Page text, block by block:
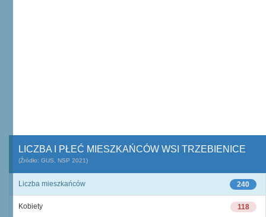
LICZBA I PŁEĆ MIESZKAŃCÓW WSI TRZEBIENICE
(Źródło: GUS, NSP 2021)
240
Liczba mieszkańców
118
Kobiety